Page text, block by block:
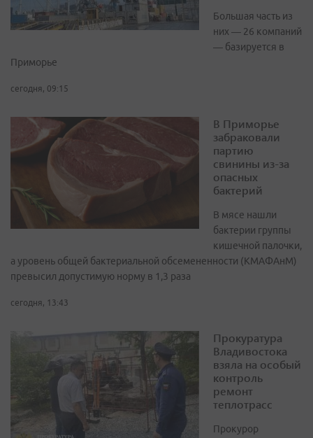
Большая часть из
них — 26 компаний
— базируется в
Приморье
сегодня, 09:15
В Приморье
забраковали
партию
свинины из-за
опасных
бактерий
В мясе нашли
бактерии группы
кишечной палочки,
а уровень общей бактериальной обсемененности (КМАФАнМ)
превысил допустимую норму в 1,3 раза
сегодня, 13:43
Прокуратура
Владивостока
взяла на особый
контроль
ремонт
теплотрасс
Прокурор